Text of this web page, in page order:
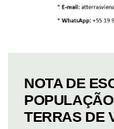
NOTA DE
TERRAS DE